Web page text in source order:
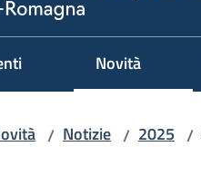
Novità
/ Notizie / 2025 /